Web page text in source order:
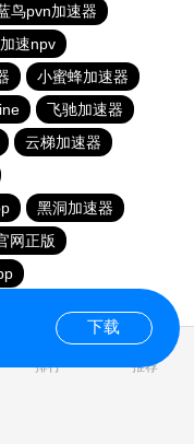
鸟pvn加速器
速npv
小蜜蜂加速器
飞驰加速器
云梯加速器
黑洞加速器
网正版
排行 推荐
下载